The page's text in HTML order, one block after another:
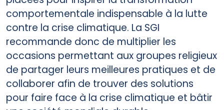
comportementale indispensable à la lutte
contre la crise climatique. La SGI
recommande donc de multiplier les
occasions permettant aux groupes religieux
de partager leurs meilleures pratiques et de
collaborer afin de trouver des solutions
pour faire face à la crise climatique et bâtir